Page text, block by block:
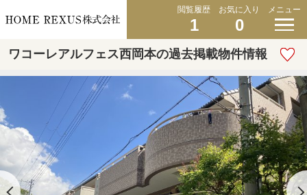
閲覧履歴
1
お気に入り
0
メニュー
ワコーレアルフェス西岡本の過去掲載物件情報